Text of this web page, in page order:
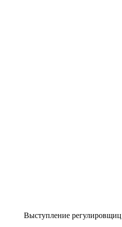
Выступление